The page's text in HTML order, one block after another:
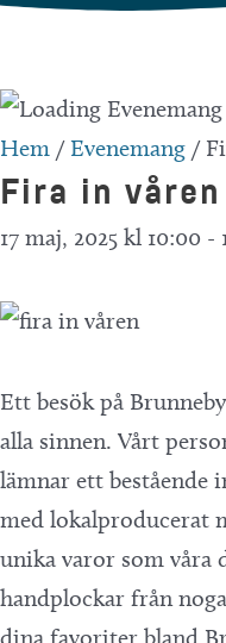
Hoppa
innehåll
Hem /Evenemang /
Fira in
17 maj, 2025 kl 10:00 -
Ett besök på
alla sinnen. Vårt
lämnar ett bestående
med lokalproducerat
unika varor som våra
handplockar från
dina favoriter bland